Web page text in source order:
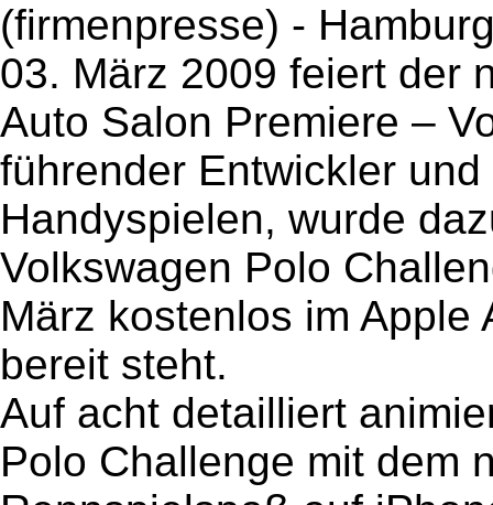
(firmenpresse) -
03. März 2009 feiert der
Auto Salon Premiere –
führender Entwickler
Handyspielen, wurde
Volkswagen Polo
März kostenlos im Apple
bereit steht.
Auf acht detailliert
Polo Challenge mit dem